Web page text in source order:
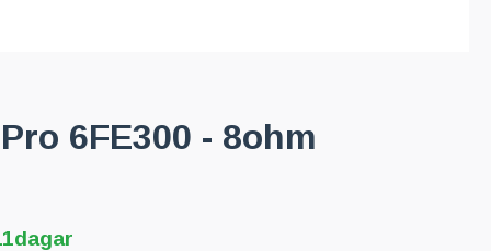
6FE300 - 8ohm